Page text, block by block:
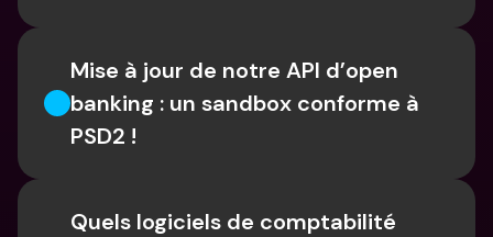
Mise à jour de notre API d’open
banking : un sandbox conforme à
PSD2 !
Quels logiciels de comptabilité